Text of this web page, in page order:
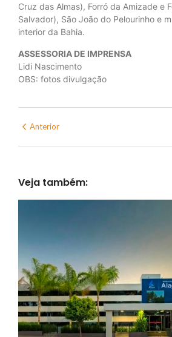
Cruz das Almas), Forró da Amizade e
Salvador), São João do Pelourinho e
interior da Bahia.
ASSESSORIA DE IMPRENSA
Lidi Nascimento
OBS: fotos divulgação
Anterior
Veja também: